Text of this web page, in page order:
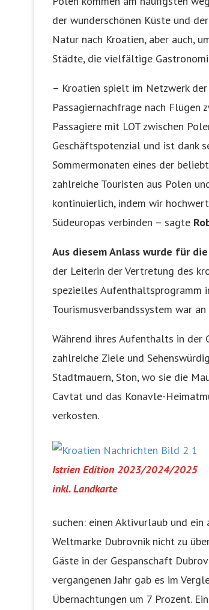
der wunderschönen Küste und der
Natur nach Kroatien, aber auch,
Städte, die vielfältige
– Kroatien spielt im Netzwerk
Passagiernachfrage nach Flügen
Passagiere mit LOT zwischen
Geschäftspotenzial und ist dank
Sommermonaten eines der
zahlreiche Touristen aus Polen
kontinuierlich, indem wir
Südeuropas verbinden – sagte
Aus diesem Anlass wurde für
der Leiterin der Vertretung des
spezielles Aufenthaltsprogramm
Tourismusverbandssystem war
Während ihres Aufenthalts in der
zahlreiche Ziele und
Stadtmauern, Ston, wo sie die
Cavtat und das Konavle-
verkosten.
Istrien Edition 2023/2024/2025
inkl. Landkarte
suchen: einen Aktivurlaub und
Weltmarke Dubrovnik nicht zu
Gäste in der Gespanschaft
vergangenen Jahr gab es im
Übernachtungen um 7 Prozent.